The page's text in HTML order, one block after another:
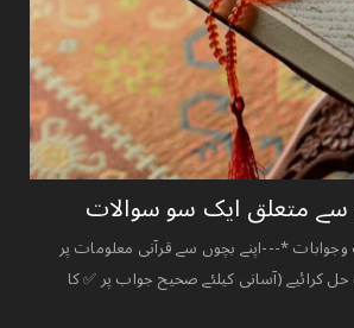
‏سے ‏متعلق ‏ایک ‏سو ‏سوالات
*---اپنے بچوں سے قرآنی معلومات پر
حل کرائیے (آسانی کیلئے صحیح جواب پر ✅ کا